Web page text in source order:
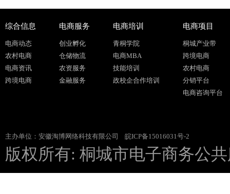
综合信息
电商动态
农村电商
电商资讯
跨境电商
电商服务
创业孵化
仓储物流
农资服务
金融服务
电商培训
青桐学院
电商MBA
技能培训
政校企合作培训
电商项目
桐城产业带
跨境电商
农村电商
分销平台
电商咨询平台
主办单位：安徽淘博网络科技有限公司 皖ICP备15016031号-2
版权所有: 桐城市电子商务公